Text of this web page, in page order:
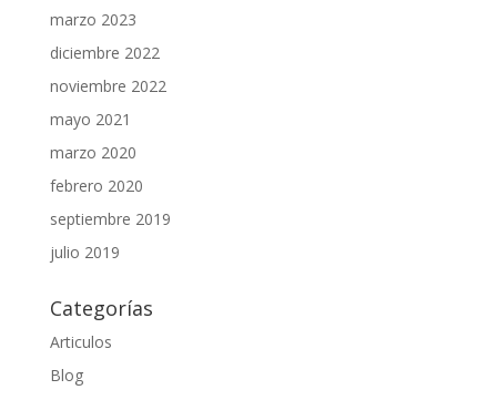
marzo 2023
diciembre 2022
noviembre 2022
mayo 2021
marzo 2020
febrero 2020
septiembre 2019
julio 2019
Categorías
Articulos
Blog